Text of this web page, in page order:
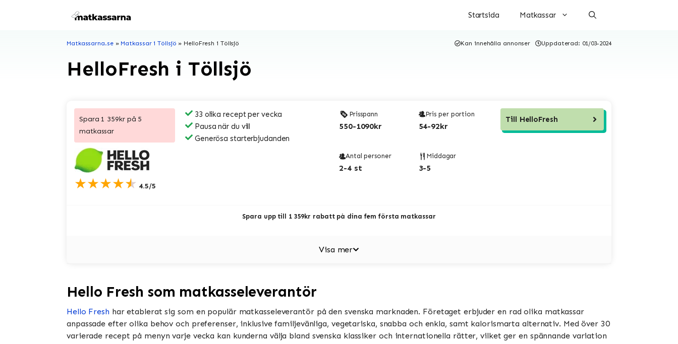
Startsida Matkassar
Matkassarna.se» Matkassar i Töllsjö » HelloFresh i Töllsjö Kan innehålla annonser Uppdaterad: 01/03-2024
HelloFresh i Töllsjö
Spara 1 359kr på 5
matkassar
★★★★★ 4.5/5
33 olika recept per vecka
Pausa när du vill
Generösa starterbjudanden
Prisspann
550-1090kr
Pris per portion
54-92kr
Antal personer
2-4 st
Middagar
3-5
Till HelloFresh
Spara upp till 1 359kr rabatt på dina fem första matkassar
Visa mer
Hello Fresh som matkasseleverantör
Hello Fresh har etablerat sig som en populär matkasseleverantör på den svenska marknaden. Företaget erbjuder en rad olika matkassar
anpassade efter olika behov och preferenser, inklusive familjevänliga, vegetariska, snabba och enkla, samt kalorismarta alternativ. Med över 30
varierade recept på menyn varje vecka kan kunderna välja bland svenska klassiker och internationella rätter, vilket ger en spännande variation